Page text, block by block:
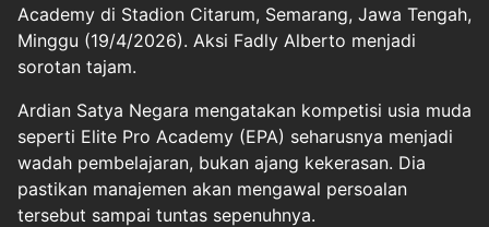
Academy di Stadion Citarum, Semarang, Jawa Tengah,
Minggu (19/4/2026). Aksi Fadly Alberto menjadi
sorotan tajam.
Ardian Satya Negara mengatakan kompetisi usia muda
seperti Elite Pro Academy (EPA) seharusnya menjadi
wadah pembelajaran, bukan ajang kekerasan. Dia
pastikan manajemen akan mengawal persoalan
tersebut sampai tuntas sepenuhnya.